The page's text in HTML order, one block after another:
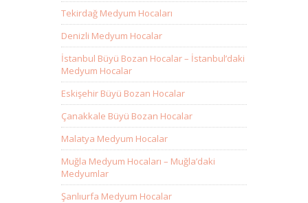
Tekirdağ Medyum Hocaları
Denizli Medyum Hocalar
İstanbul Büyü Bozan Hocalar – İstanbul’daki
Medyum Hocalar
Eskişehir Büyü Bozan Hocalar
Çanakkale Büyü Bozan Hocalar
Malatya Medyum Hocalar
Muğla Medyum Hocaları – Muğla’daki
Medyumlar
Şanlıurfa Medyum Hocalar